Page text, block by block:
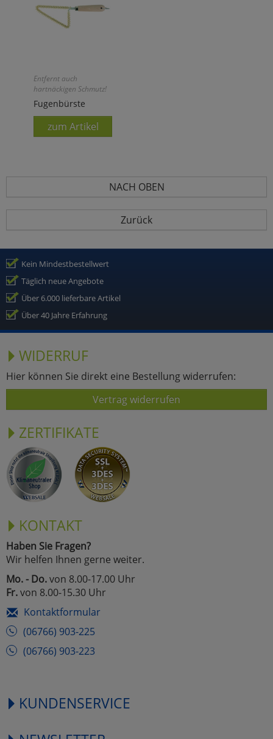
Entfernt auch
hartnäckigen Schmutz!
Fugenbürste
zum Artikel
NACH OBEN
Zurück
Kein Mindestbestellwert
Täglich neue Angebote
Über 6.000 lieferbare Artikel
Über 40 Jahre Erfahrung
WIDERRUF
Hier können Sie direkt eine Bestellung widerrufen:
Vertrag widerrufen
ZERTIFIKATE
KONTAKT
Haben Sie Fragen?
Wir helfen Ihnen gerne weiter.
Mo. - Do.von 8.00-17.00 Uhr
Fr.von 8.00-15.30 Uhr
Kontaktformular
(06766) 903-225
(06766) 903-223
KUNDENSERVICE